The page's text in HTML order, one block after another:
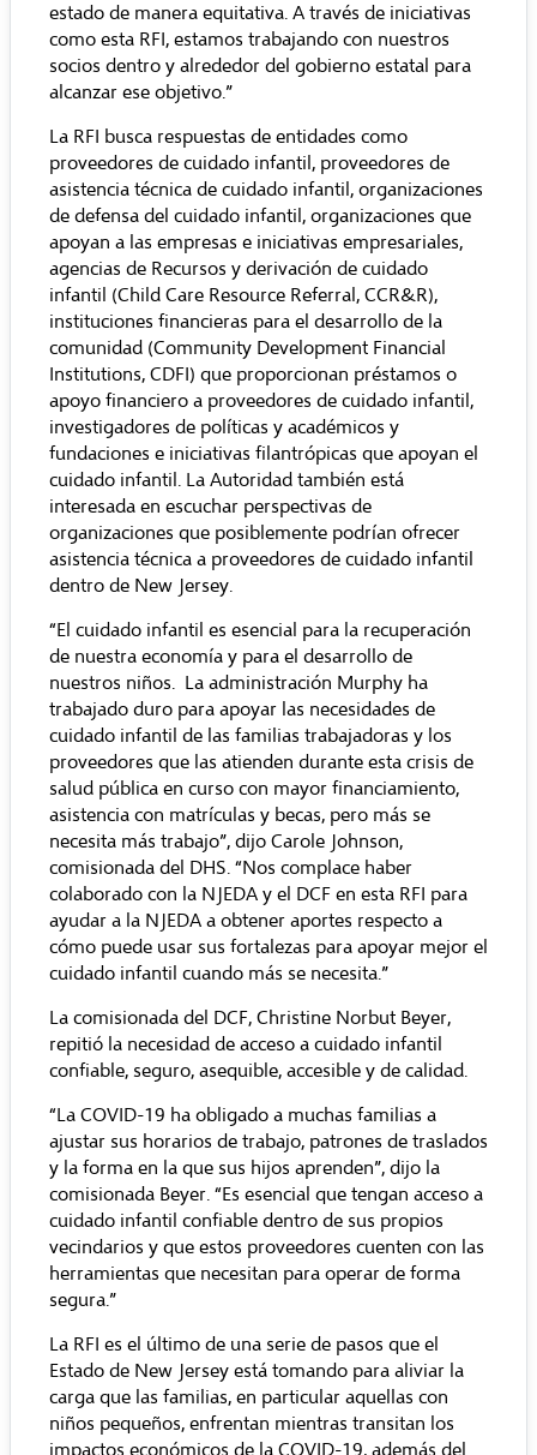
estado de manera equitativa. A través de iniciativas
como esta RFI, estamos trabajando con nuestros
socios dentro y alrededor del gobierno estatal para
alcanzar ese objetivo.”
La RFI busca respuestas de entidades como
proveedores de cuidado infantil, proveedores de
asistencia técnica de cuidado infantil, organizaciones
de defensa del cuidado infantil, organizaciones que
apoyan a las empresas e iniciativas empresariales,
agencias de Recursos y derivación de cuidado
infantil (Child Care Resource Referral, CCR&R),
instituciones financieras para el desarrollo de la
comunidad (Community Development Financial
Institutions, CDFI) que proporcionan préstamos o
apoyo financiero a proveedores de cuidado infantil,
investigadores de políticas y académicos y
fundaciones e iniciativas filantrópicas que apoyan el
cuidado infantil. La Autoridad también está
interesada en escuchar perspectivas de
organizaciones que posiblemente podrían ofrecer
asistencia técnica a proveedores de cuidado infantil
dentro de New Jersey.
“El cuidado infantil es esencial para la recuperación
de nuestra economía y para el desarrollo de
nuestros niños. La administración Murphy ha
trabajado duro para apoyar las necesidades de
cuidado infantil de las familias trabajadoras y los
proveedores que las atienden durante esta crisis de
salud pública en curso con mayor financiamiento,
asistencia con matrículas y becas, pero más se
necesita más trabajo”, dijo Carole Johnson,
comisionada del DHS. “Nos complace haber
colaborado con la NJEDA y el DCF en esta RFI para
ayudar a la NJEDA a obtener aportes respecto a
cómo puede usar sus fortalezas para apoyar mejor el
cuidado infantil cuando más se necesita.”
La comisionada del DCF, Christine Norbut Beyer,
repitió la necesidad de acceso a cuidado infantil
confiable, seguro, asequible, accesible y de calidad.
“La COVID-19 ha obligado a muchas familias a
ajustar sus horarios de trabajo, patrones de traslados
y la forma en la que sus hijos aprenden”, dijo la
comisionada Beyer. “Es esencial que tengan acceso a
cuidado infantil confiable dentro de sus propios
vecindarios y que estos proveedores cuenten con las
herramientas que necesitan para operar de forma
segura.”
La RFI es el último de una serie de pasos que el
Estado de New Jersey está tomando para aliviar la
carga que las familias, en particular aquellas con
niños pequeños, enfrentan mientras transitan los
impactos económicos de la COVID-19, además del